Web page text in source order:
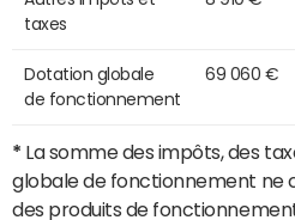
taxes
Dotation globale
de fonctionnement
69 060 €
* La somme des impôts, des
globale de fonctionnement ne
des produits de